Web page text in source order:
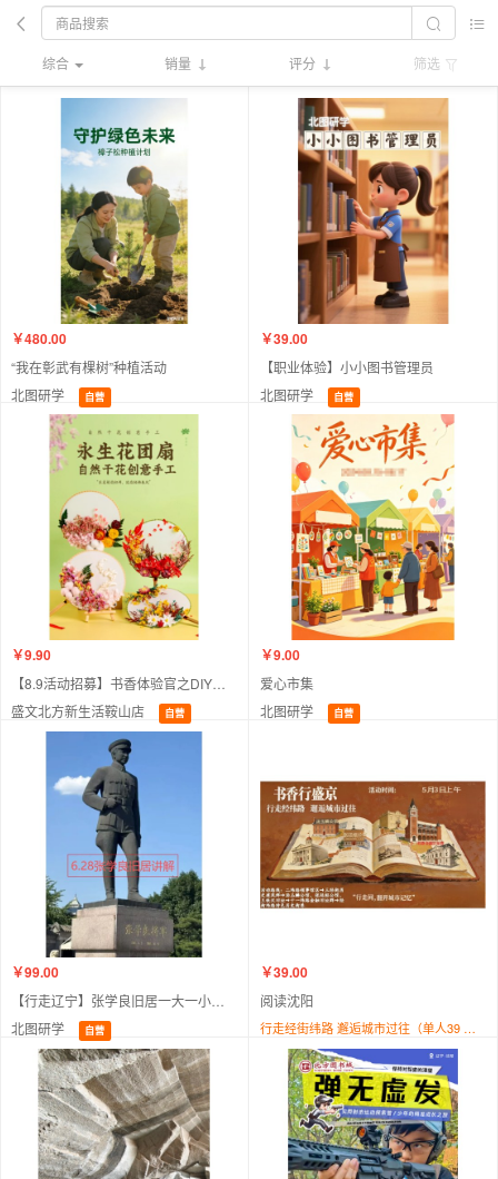
综合 销量 评分 筛选
￥480.00
“我在彰武有棵树”种植活动
北图研学
自营
￥39.00
【职业体验】小小图书管理员
北图研学
自营
￥9.90
盛文北方新生活鞍山店
自营
￥9.00
爱心市集
北图研学
自营
￥99.00
北图研学
自营
￥39.00
阅读沈阳
行走经街纬路 邂逅城市过往（单人39 ，亲子价一大一小69 ，借阅金卡会员专享价25））
北方图书城铁西新玛特店 自营